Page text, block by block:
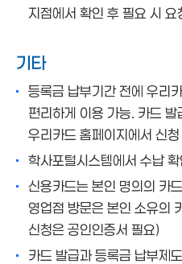
지점에서 확인 후 필요 시 요
기타
등록금 납부기간 전에 우리
편리하게 이용 가능. 카드
우리카드 홈페이지에서 신청
학사포털시스템에서 수납
신용카드는 본인 명의의 카
영업점 방문은 본인 소유의
신청은 공인인증서 필요)
카드 발급과 등록금 납부제